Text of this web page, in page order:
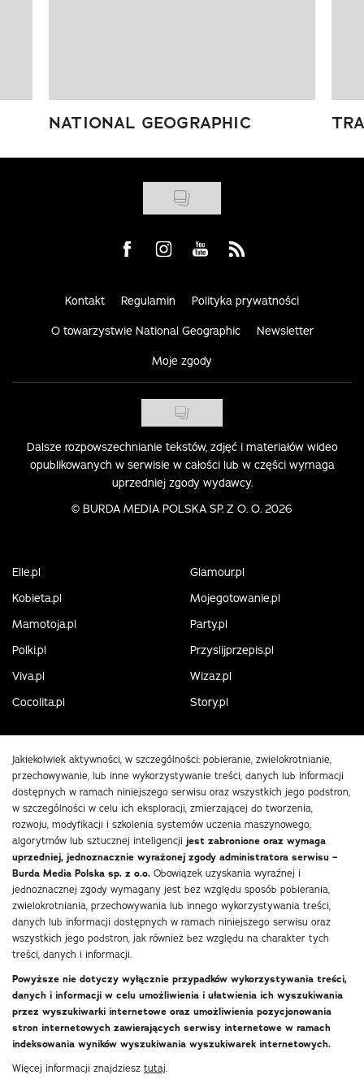
NATIONAL GEOGRAPHIC
Visit us on Facebook
Visit us on Instagram
Visit us on Youtube
Visit us on Rss
Kontakt Regulamin Polityka prywatności
O towarzystwie National Geographic Newsletter
Moje zgody
Dalsze rozpowszechnianie tekstów, zdjęć i materiałów wideo
opublikowanych w serwisie w całości lub w części wymaga
uprzedniej zgody wydawcy.
© BURDA MEDIA POLSKA SP. Z O. O. 2026
Elle.pl
Glamour.pl
Kobieta.pl
Mojegotowanie.pl
Mamotoja.pl
Party.pl
Polki.pl
Przyslijprzepis.pl
Viva.pl
Wizaz.pl
Cocolita.pl
Story.pl
Jakiekolwiek aktywności, w szczególności: pobieranie, zwielokrotnianie,
przechowywanie, lub inne wykorzystywanie treści, danych lub informacji
dostępnych w ramach niniejszego serwisu oraz wszystkich jego podstron,
w szczególności w celu ich eksploracji, zmierzającej do tworzenia,
rozwoju, modyfikacji i szkolenia systemów uczenia maszynowego,
algorytmów lub sztucznej inteligencji jest zabronione oraz wymaga
uprzedniej, jednoznacznie wyrażonej zgody administratora serwisu –
Burda Media Polska sp. z o.o. Obowiązek uzyskania wyraźnej i
jednoznacznej zgody wymagany jest bez względu sposób pobierania,
zwielokrotniania, przechowywania lub innego wykorzystywania treści,
danych lub informacji dostępnych w ramach niniejszego serwisu oraz
wszystkich jego podstron, jak również bez względu na charakter tych
treści, danych i informacji.
Powyższe nie dotyczy wyłącznie przypadków wykorzystywania treści,
danych i informacji w celu umożliwienia i ułatwienia ich wyszukiwania
przez wyszukiwarki internetowe oraz umożliwienia pozycjonowania
stron internetowych zawierających serwisy internetowe w ramach
indeksowania wyników wyszukiwania wyszukiwarek internetowych.
Więcej informacji znajdziesz tutaj.